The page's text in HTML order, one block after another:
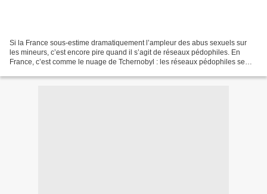
Si la France sous-estime dramatiquement l’ampleur des abus sexuels sur
les mineurs, c’est encore pire quand il s’agit de réseaux pédophiles. En
France, c’est comme le nuage de Tchernobyl : les réseaux pédophiles se